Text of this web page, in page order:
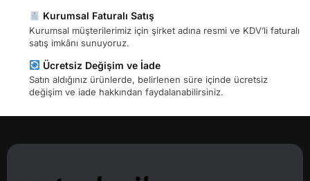
Kurumsal Faturalı Satış
Kurumsal müşterilerimiz için şirket adına resmi ve KDV’li faturalı
satış imkânı sunuyoruz.
Ücretsiz Değişim ve İade
Satın aldığınız ürünlerde, belirlenen süre içinde ücretsiz
değişim ve iade hakkından faydalanabilirsiniz.